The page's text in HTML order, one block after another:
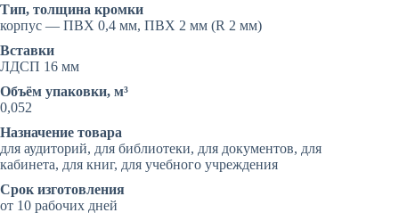
Тип, толщина кромки
корпус — ПВХ 0,4 мм, ПВХ 2 мм (R 2 мм)
Вставки
ЛДСП 16 мм
Объём упаковки, м³
0,052
Назначение товара
для аудиторий, для библиотеки, для документов, для
кабинета, для книг, для учебного учреждения
Срок изготовления
от 10 рабочих дней